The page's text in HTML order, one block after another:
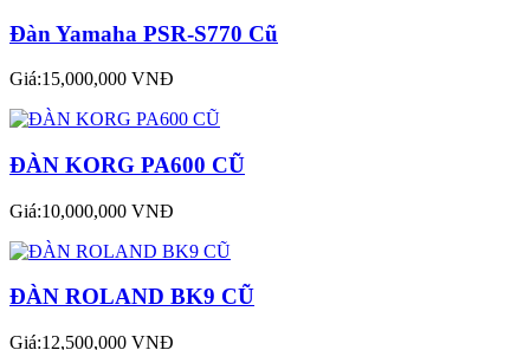
Đàn Yamaha PSR-S770 Cũ
Giá:15,000,000 VNĐ
ĐÀN KORG PA600 CŨ
Giá:10,000,000 VNĐ
ĐÀN ROLAND BK9 CŨ
Giá:12,500,000 VNĐ